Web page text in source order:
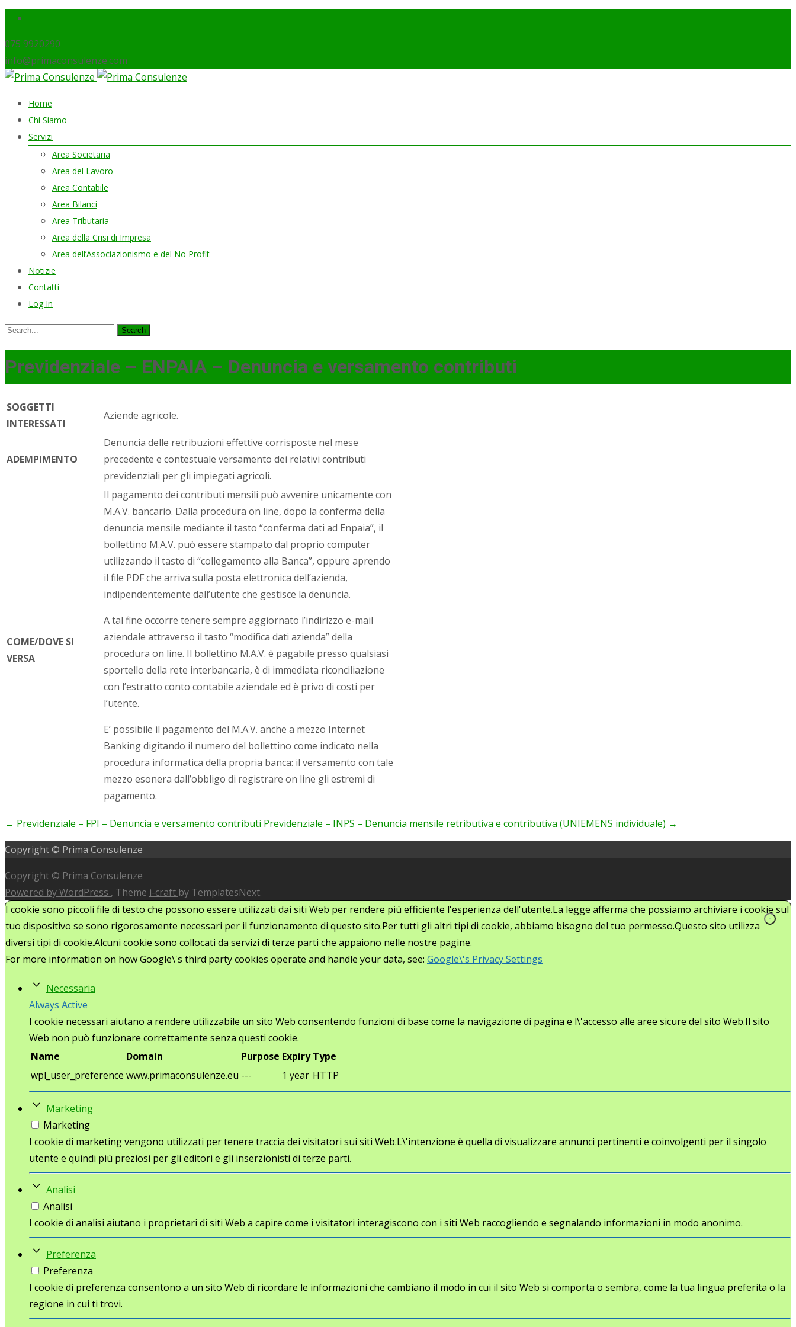
075 9920290
info@primaconsulenze.com
Skip
content
Home
Chi Siamo
Servizi
Area Societaria
Area del Lavoro
Area Contabile
Area Bilanci
Area Tributaria
Area della Crisi di Impresa
Area dell’Associazionismo e del No Profit
Notizie
Contatti
Log In
Search
Previdenziale – ENPAIA – Denuncia e versamento contributi
SOGGETTI
INTERESSATI
Aziende agricole.
ADEMPIMENTO
Denuncia delle retribuzioni effettive corrisposte nel mese
precedente e contestuale versamento dei relativi contributi
previdenziali per gli impiegati agricoli.
COME/DOVE SI
VERSA
Il pagamento dei contributi mensili può avvenire unicamente con
M.A.V. bancario. Dalla procedura on line, dopo la conferma della
denuncia mensile mediante il tasto “conferma dati ad Enpaia”, il
bollettino M.A.V. può essere stampato dal proprio computer
utilizzando il tasto di “collegamento alla Banca”, oppure aprendo
il file PDF che arriva sulla posta elettronica dell’azienda,
indipendentemente dall’utente che gestisce la denuncia.
A tal fine occorre tenere sempre aggiornato l’indirizzo e-mail
aziendale attraverso il tasto “modifica dati azienda” della
procedura on line. Il bollettino M.A.V. è pagabile presso qualsiasi
sportello della rete interbancaria, è di immediata riconciliazione
con l’estratto conto contabile aziendale ed è privo di costi per
l’utente.
E’ possibile il pagamento del M.A.V. anche a mezzo Internet
Banking digitando il numero del bollettino come indicato nella
procedura informatica della propria banca: il versamento con tale
mezzo esonera dall’obbligo di registrare on line gli estremi di
pagamento.
Post
navigation
← Previdenziale – FPI – Denuncia e versamento contributi Previdenziale – INPS – Denuncia mensile retributiva e contributiva (UNIEMENS individuale) →
Copyright © Prima Consulenze
Copyright © Prima Consulenze
Powered by WordPress , Theme i-craft by TemplatesNext.
I cookie sono piccoli file di testo che possono essere utilizzati dai siti Web per rendere più efficiente l'esperienza dell'utente.La legge afferma che possiamo archiviare i cookie sul
tuo dispositivo se sono rigorosamente necessari per il funzionamento di questo sito.Per tutti gli altri tipi di cookie, abbiamo bisogno del tuo permesso.Questo sito utilizza
diversi tipi di cookie.Alcuni cookie sono collocati da servizi di terze parti che appaiono nelle nostre pagine.
For more information on how Google\'s third party cookies operate and handle your data, see: Google\'s Privacy Settings
Necessaria
Always Active
I cookie necessari aiutano a rendere utilizzabile un sito Web consentendo funzioni di base come la navigazione di pagina e l\'accesso alle aree sicure del sito Web.Il sito
Web non può funzionare correttamente senza questi cookie.
Name
Domain Purpose Expiry Type
wpl_user_preference www.primaconsulenze.eu --- 1 year HTTP
Marketing
Marketing
I cookie di marketing vengono utilizzati per tenere traccia dei visitatori sui siti Web.L\'intenzione è quella di visualizzare annunci pertinenti e coinvolgenti per il singolo
utente e quindi più preziosi per gli editori e gli inserzionisti di terze parti.
Analisi
Analisi
I cookie di analisi aiutano i proprietari di siti Web a capire come i visitatori interagiscono con i siti Web raccogliendo e segnalando informazioni in modo anonimo.
Preferenza
Preferenza
I cookie di preferenza consentono a un sito Web di ricordare le informazioni che cambiano il modo in cui il sito Web si comporta o sembra, come la tua lingua preferita o la
regione in cui ti trovi.